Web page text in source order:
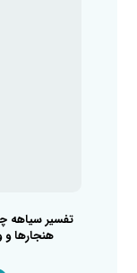
هنجارها